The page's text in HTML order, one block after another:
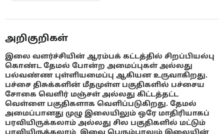
அறிகுறிகள்
இலை வளர்ச்சியின் ஆரம்பக் கட்டத்தில் சிறப்பியல்பு
கொண்ட தேமல் போன்ற அமைப்புகள் அல்லது
பல்வண்ண புள்ளியமைப்பு ஆகியன உருவாகிறது.
பச்சை திசுக்களின் மீதமுள்ள பகுதிகளில் பச்சைய
சோகை வெளிர் மஞ்சள் அல்லது கிட்டத்தட்ட
வெள்ளை பகுதிகளாக வெளிப்படுகிறது. தேமல்
அமைப்பானது முழு இலையிலும் ஒரே மாதிரியாகப்
பரவியிருக்கலாம் அல்லது சில பகுதிகளில் மட்டும்
பரவியிருக்கலாம், இவை பெரும்பாலும் இலையின்